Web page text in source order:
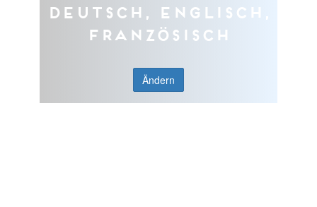
Deutsch, Englisch,
Französisch
Ändern